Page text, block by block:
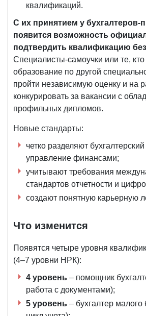
квалификаций.
С их принятием у бухгалтеров-
появится возможность
подтвердить квалификацию
Специалисты-самоучки или те,
образование по другой
пройти независимую оценку и на
конкурировать за вакансии с
профильных дипломов.
Новые стандарты:
четко разделяют бухгалтерский
управление финансами;
учитывают требования
стандартов отчетности и
создают понятную карьерную
Что изменится
Появятся четыре уровня
(4–7 уровни НРК):
4 уровень – помощник
работа с документами);
5 уровень – бухгалтер